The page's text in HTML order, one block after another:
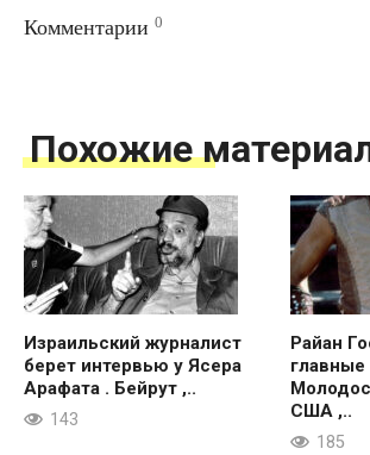
Комментарии 0
Похожие
Израильский журналист
берет интервью у Ясера
Арафата . Бейрут ,..
143
Райан
главные
США ,..
185